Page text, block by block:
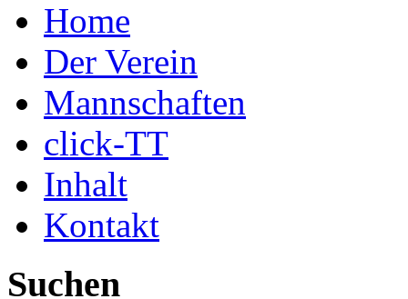
Home
Der Verein
Mannschaften
click-TT
Inhalt
Kontakt
Suchen